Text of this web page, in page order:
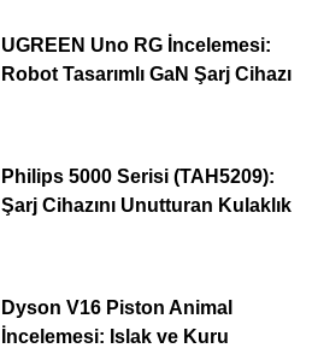
UGREEN Uno RG İncelemesi:
Robot Tasarımlı GaN Şarj Cihazı
Philips 5000 Serisi (TAH5209):
Şarj Cihazını Unutturan Kulaklık
Dyson V16 Piston Animal
İncelemesi: Islak ve Kuru